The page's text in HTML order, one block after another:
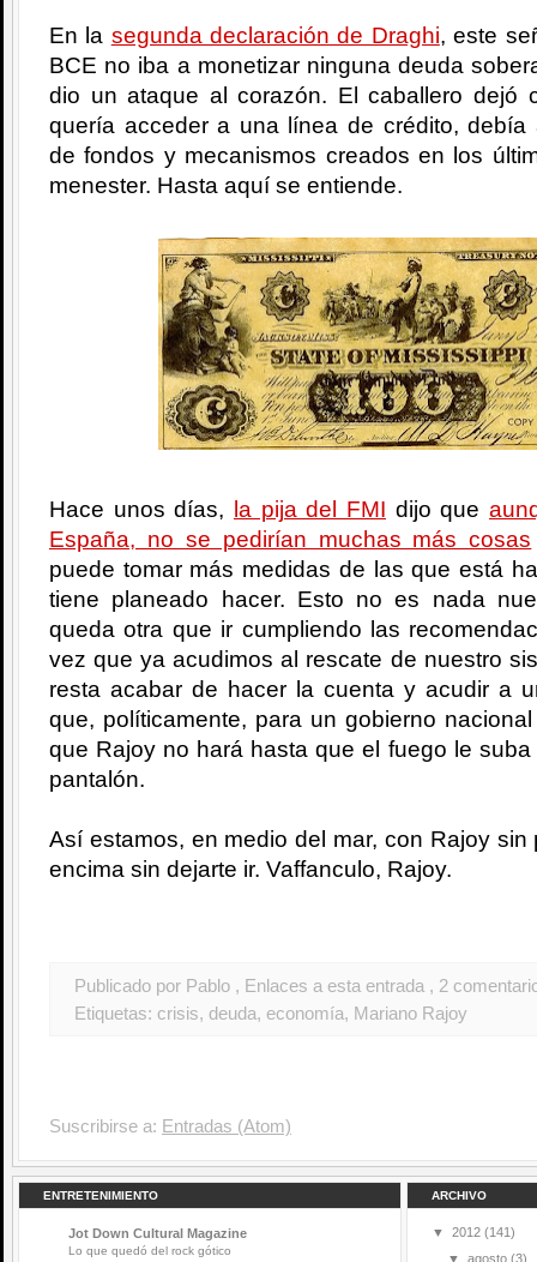
En la segunda declaración de Draghi, este
BCE no iba a monetizar ninguna deuda
dio un ataque al corazón. El caballero dejó
quería acceder a una línea de crédito, debía
de fondos y mecanismos creados en los
menester. Hasta aquí se entiende.
Hace unos días, la pija del FMI dijo que
España, no se pedirían muchas más cosas
puede tomar más medidas de las que está
tiene planeado hacer. Esto no es nada
queda otra que ir cumpliendo las
vez que ya acudimos al rescate de nuestro
resta acabar de hacer la cuenta y acudir a
que, políticamente, para un gobierno
que Rajoy no hará hasta que el fuego le
pantalón.
Así estamos, en medio del mar, con Rajoy
encima sin dejarte ir. Vaffanculo, Rajoy.
Publicado por Pablo , Enlaces a esta entrada , 2
Etiquetas: crisis, deuda, economía, Mariano Rajoy
Suscribirse a: Entradas (Atom)
ENTRETENIMIENTO
Jot Down Cultural Magazine
Lo que quedó del rock gótico
ARCHIVO
▼ 2012 (141)
▼
agosto (3)